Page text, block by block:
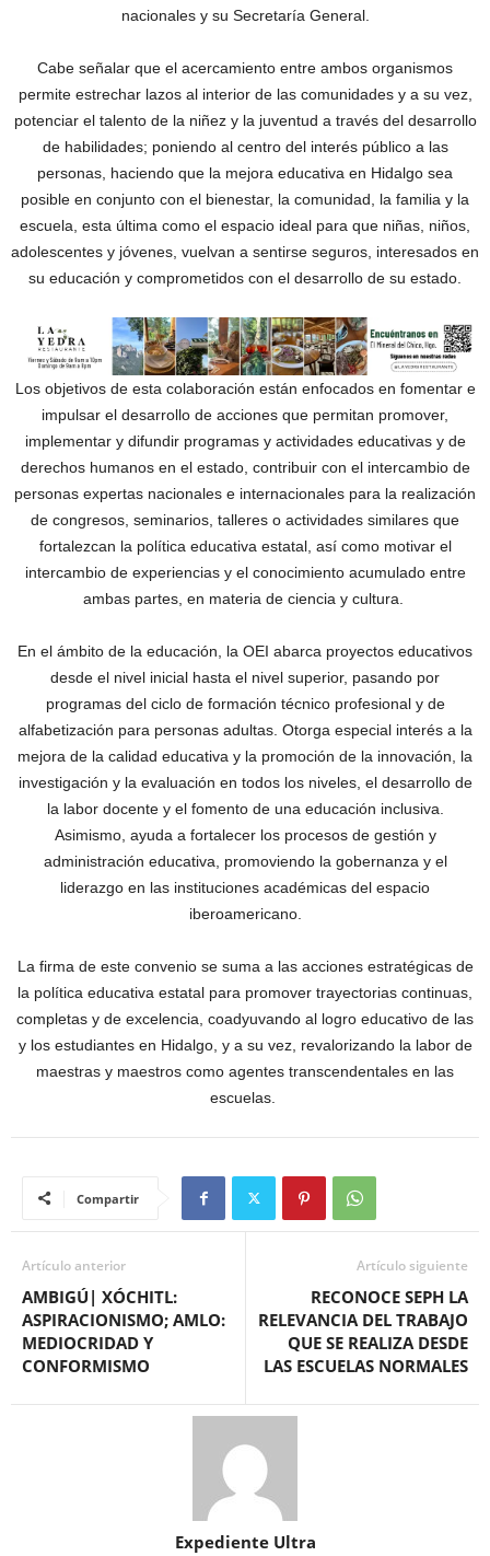
nacionales y su Secretaría General.
Cabe señalar que el acercamiento entre ambos organismos
permite estrechar lazos al interior de las comunidades y a su vez,
potenciar el talento de la niñez y la juventud a través del desarrollo
de habilidades; poniendo al centro del interés público a las
personas, haciendo que la mejora educativa en Hidalgo sea
posible en conjunto con el bienestar, la comunidad, la familia y la
escuela, esta última como el espacio ideal para que niñas, niños,
adolescentes y jóvenes, vuelvan a sentirse seguros, interesados en
su educación y comprometidos con el desarrollo de su estado.
Los objetivos de esta colaboración están enfocados en fomentar e
impulsar el desarrollo de acciones que permitan promover,
implementar y difundir programas y actividades educativas y de
derechos humanos en el estado, contribuir con el intercambio de
personas expertas nacionales e internacionales para la realización
de congresos, seminarios, talleres o actividades similares que
fortalezcan la política educativa estatal, así como motivar el
intercambio de experiencias y el conocimiento acumulado entre
ambas partes, en materia de ciencia y cultura.
En el ámbito de la educación, la OEI abarca proyectos educativos
desde el nivel inicial hasta el nivel superior, pasando por
programas del ciclo de formación técnico profesional y de
alfabetización para personas adultas. Otorga especial interés a la
mejora de la calidad educativa y la promoción de la innovación, la
investigación y la evaluación en todos los niveles, el desarrollo de
la labor docente y el fomento de una educación inclusiva.
Asimismo, ayuda a fortalecer los procesos de gestión y
administración educativa, promoviendo la gobernanza y el
liderazgo en las instituciones académicas del espacio
iberoamericano.
La firma de este convenio se suma a las acciones estratégicas de
la política educativa estatal para promover trayectorias continuas,
completas y de excelencia, coadyuvando al logro educativo de las
y los estudiantes en Hidalgo, y a su vez, revalorizando la labor de
maestras y maestros como agentes transcendentales en las
escuelas.
Compartir
Artículo anterior
AMBIGÚ| XÓCHITL:
ASPIRACIONISMO; AMLO:
MEDIOCRIDAD Y
CONFORMISMO
Artículo siguiente
RECONOCE SEPH LA
RELEVANCIA DEL TRABAJO
QUE SE REALIZA DESDE
LAS ESCUELAS NORMALES
Expediente Ultra